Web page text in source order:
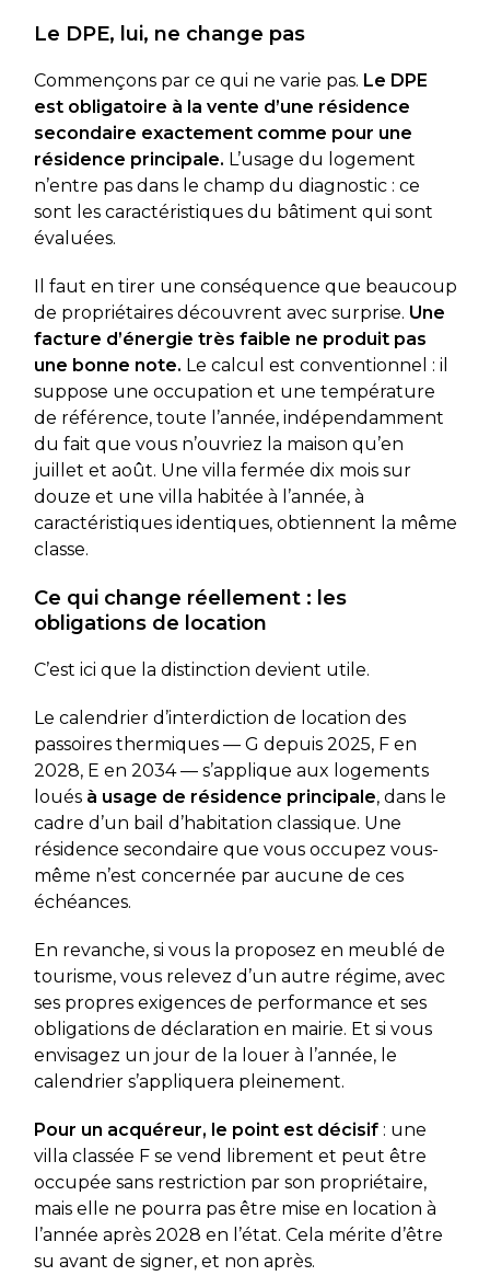
Le DPE, lui, ne change pas
Commençons par ce qui ne varie pas. Le DPE
est obligatoire à la vente d’une résidence
secondaire exactement comme pour une
résidence principale. L’usage du logement
n’entre pas dans le champ du diagnostic : ce
sont les caractéristiques du bâtiment qui sont
évaluées.
Il faut en tirer une conséquence que beaucoup
de propriétaires découvrent avec surprise. Une
facture d’énergie très faible ne produit pas
une bonne note. Le calcul est conventionnel : il
suppose une occupation et une température
de référence, toute l’année, indépendamment
du fait que vous n’ouvriez la maison qu’en
juillet et août. Une villa fermée dix mois sur
douze et une villa habitée à l’année, à
caractéristiques identiques, obtiennent la même
classe.
Ce qui change réellement : les
obligations de location
C’est ici que la distinction devient utile.
Le calendrier d’interdiction de location des
passoires thermiques — G depuis 2025, F en
2028, E en 2034 — s’applique aux logements
loués à usage de résidence principale, dans le
cadre d’un bail d’habitation classique. Une
résidence secondaire que vous occupez vous-
même n’est concernée par aucune de ces
échéances.
En revanche, si vous la proposez en meublé de
tourisme, vous relevez d’un autre régime, avec
ses propres exigences de performance et ses
obligations de déclaration en mairie. Et si vous
envisagez un jour de la louer à l’année, le
calendrier s’appliquera pleinement.
Pour un acquéreur, le point est décisif: une
villa classée F se vend librement et peut être
occupée sans restriction par son propriétaire,
mais elle ne pourra pas être mise en location à
l’année après 2028 en l’état. Cela mérite d’être
su avant de signer, et non après.